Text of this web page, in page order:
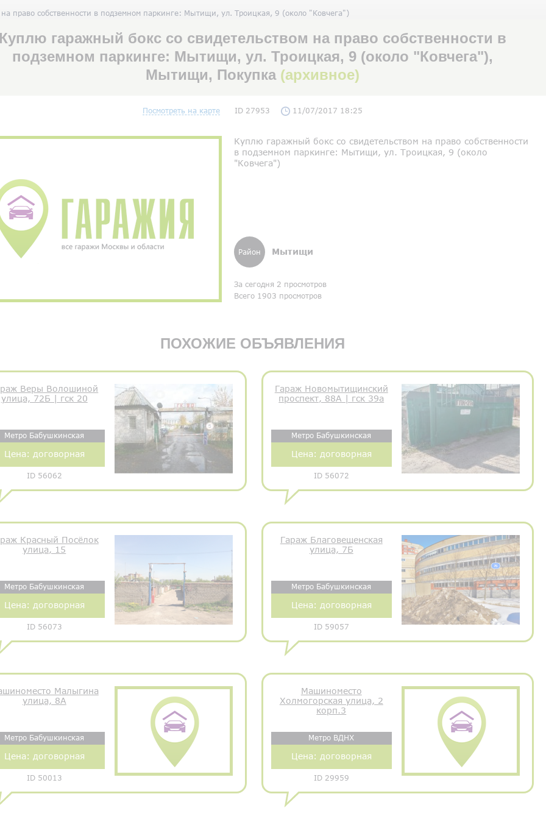
право собственности в подземном паркинге: Мытищи, ул. Троицкая, 9 (около "Ковчега")
гаражный бокс со свидетельством на право собственности в
подземном паркинге: Мытищи, ул. Троицкая, 9 (около "Ковчега"),
Мытищи, Покупка (архивное)
Посмотреть на карте ID 27953 11/07/2017 18:25
Куплю гаражный бокс со свидетельством на право собственности
в подземном паркинге: Мытищи, ул. Троицкая, 9 (около
"Ковчега")
Район Мытищи
За сегодня 2 просмотров
Всего 1903 просмотров
ПОХОЖИЕ ОБЪЯВЛЕНИЯ
Веры Волошиной
улица, 72Б | гск 20
Метро Бабушкинская
Цена: договорная
ID 56062
Гараж Новомытищинский
проспект, 88А | гск 39а
Метро Бабушкинская
Цена: договорная
ID 56072
Красный Посёлок
улица, 15
Метро Бабушкинская
Цена: договорная
ID 56073
Гараж Благовещенская
улица, 7Б
Метро Бабушкинская
Цена: договорная
ID 59057
Малыгина
улица, 8А
Метро Бабушкинская
Цена: договорная
ID 50013
Машиноместо
Холмогорская улица, 2
корп.3
Метро ВДНХ
Цена: договорная
ID 29959